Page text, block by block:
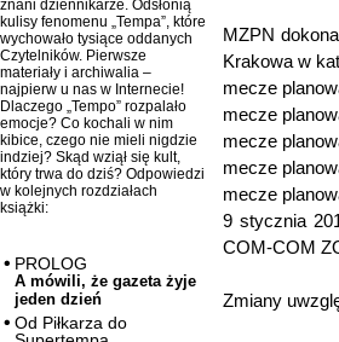
znani dziennikarze. Odsłonią
kulisy fenomenu „Tempa”, które
wychowało tysiące oddanych
Czytelników. Pierwsze
materiały i archiwalia –
najpierw u nas w Internecie!
Dlaczego „Tempo” rozpalało
emocje? Co kochali w nim
kibice, czego nie mieli nigdzie
indziej? Skąd wziął się kult,
który trwa do dziś? Odpowiedzi
w kolejnych rozdziałach
książki:
PROLOG
A mówili, że gazeta żyje
jeden dzień
Od Piłkarza do
MZPN
Krakowa w
mecze
mecze
mecze
mecze
mecze
9 stycznia
COM-COM
Zmiany